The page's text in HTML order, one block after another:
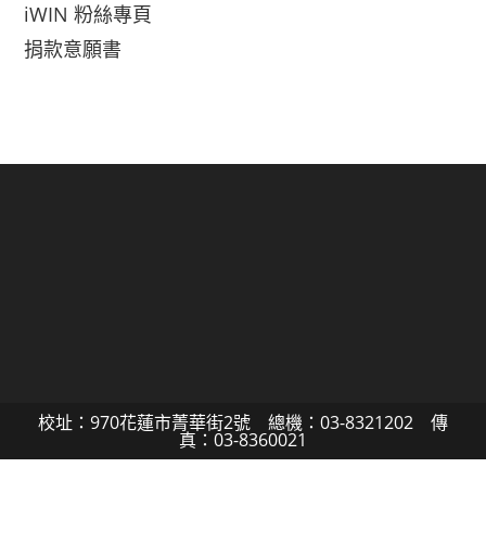
iWIN 粉絲專頁
捐款意願書
校址：970花蓮市菁華街2號 總機：03-8321202 傳
真：03-8360021